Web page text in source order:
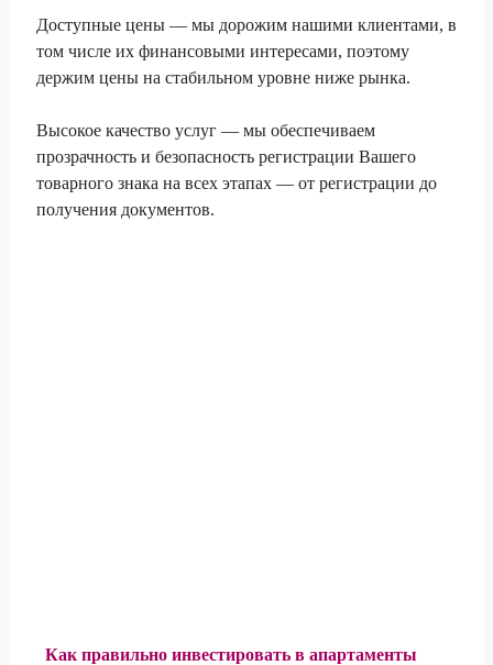
Доступные цены — мы дорожим нашими клиентами, в
том числе их финансовыми интересами, поэтому
держим цены на стабильном уровне ниже рынка.
Высокое качество услуг — мы обеспечиваем
прозрачность и безопасность регистрации Вашего
товарного знака на всех этапах — от регистрации до
получения документов.
Как правильно инвестировать в апартаменты